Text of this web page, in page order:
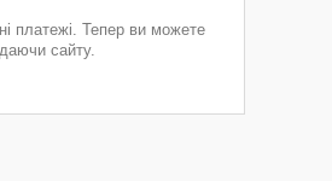
платежі. Тепер ви можете
сайту.